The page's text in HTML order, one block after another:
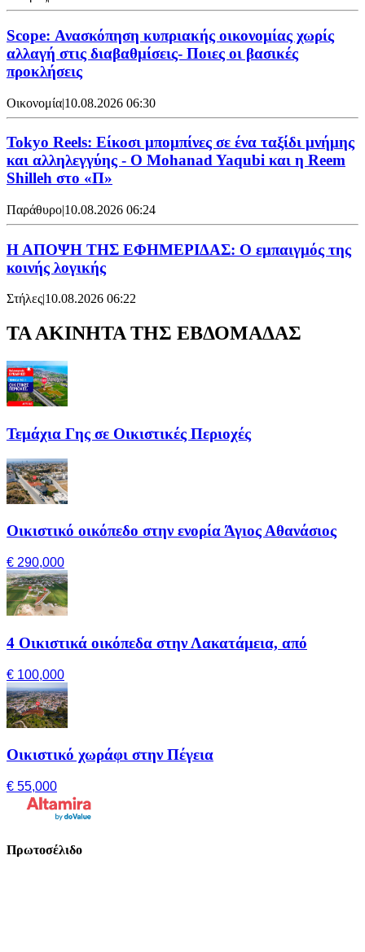
Scope: Ανασκόπηση κυπριακής οικονομίας χωρίς
αλλαγή στις διαβαθμίσεις- Ποιες οι βασικές
προκλήσεις
Οικονομία|10.08.2026 06:30
Tokyo Reels: Είκοσι μπομπίνες σε ένα ταξίδι μνήμης
και αλληλεγγύης - Ο Mohanad Yaqubi και η Reem
Shilleh στο «Π»
Παράθυρο|10.08.2026 06:24
Η ΑΠΟΨΗ ΤΗΣ ΕΦΗΜΕΡΙΔΑΣ: Ο εμπαιγμός της
κοινής λογικής
Στήλες|10.08.2026 06:22
ΤΑ ΑΚΙΝΗΤΑ ΤΗΣ ΕΒΔΟΜΑΔΑΣ
Τεμάχια Γης σε Οικιστικές Περιοχές
Οικιστικό οικόπεδο στην ενορία Άγιος Αθανάσιος
€ 290,000
4 Οικιστικά οικόπεδα στην Λακατάμεια, από
€ 100,000
Οικιστικό χωράφι στην Πέγεια
€ 55,000
Πρωτοσέλιδο